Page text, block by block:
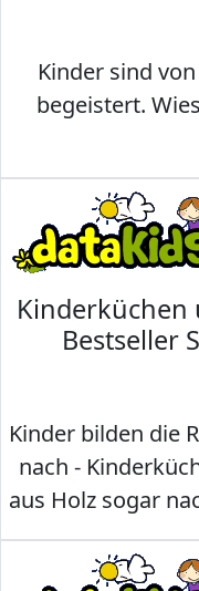
Kinder sind
begeistert.
Kinderküchen
Bestseller
Kinder bilden die
nach -
aus Holz sogar